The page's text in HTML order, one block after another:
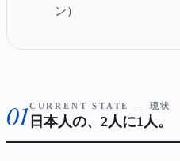
ン）
01CURRENT STATE — 現状
日本人の、2人に1人。